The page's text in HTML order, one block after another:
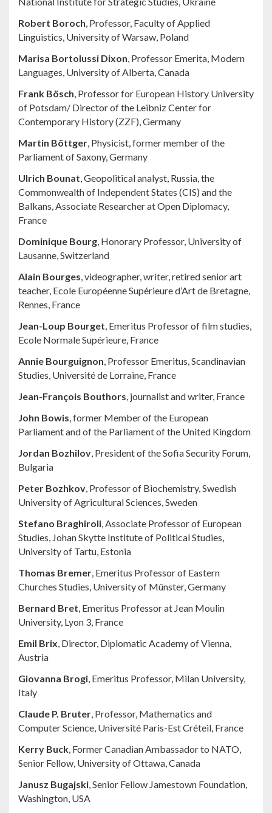
Robert Boroch, Professor, Faculty of Applied
Linguistics, University of Warsaw, Poland
Marisa Bortolussi Dixon, Professor Emerita, Modern
Languages, University of Alberta, Canada
Frank Bösch, Professor for European History University
of Potsdam/ Director of the Leibniz Center for
Contemporary History (ZZF), Germany
Martin Böttger, Physicist, former member of the
Parliament of Saxony, Germany
Ulrich Bounat, Geopolitical analyst, Russia, the
Commonwealth of Independent States (CIS) and the
Balkans, Associate Researcher at Open Diplomacy,
France
Dominique Bourg, Honorary Professor, University of
Lausanne, Switzerland
Alain Bourges, videographer, writer, retired senior art
teacher, Ecole Européenne Supérieure d’Art de Bretagne,
Rennes, France
Jean-Loup Bourget, Emeritus Professor of film studies,
Ecole Normale Supérieure, France
Annie Bourguignon, Professor Emeritus, Scandinavian
Studies, Université de Lorraine, France
Jean-François Bouthors, journalist and writer, France
John Bowis, former Member of the European
Parliament and of the Parliament of the United Kingdom
Jordan Bozhilov, President of the Sofia Security Forum,
Bulgaria
Peter Bozhkov, Professor of Biochemistry, Swedish
University of Agricultural Sciences, Sweden
Stefano Braghiroli, Associate Professor of European
Studies, Johan Skytte Institute of Political Studies,
University of Tartu, Estonia
Thomas Bremer, Emeritus Professor of Eastern
Churches Studies, University of Münster, Germany
Bernard Bret, Emeritus Professor at Jean Moulin
University, Lyon 3, France
Emil Brix, Director, Diplomatic Academy of Vienna,
Austria
Giovanna Brogi, Emeritus Professor, Milan University,
Italy
Claude P. Bruter, Professor, Mathematics and
Computer Science, Université Paris-Est Créteil, France
Kerry Buck, Former Canadian Ambassador to NATO,
Senior Fellow, University of Ottawa, Canada
Janusz Bugajski, Senior Fellow Jamestown Foundation,
Washington, USA